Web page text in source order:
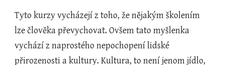
Tyto kurzy vycházejí z toho, že nějakým školením
lze člověka převychovat. Ovšem tato myšlenka
vychází z naprostého nepochopení lidské
přirozenosti a kultury. Kultura, to není jenom jídlo,